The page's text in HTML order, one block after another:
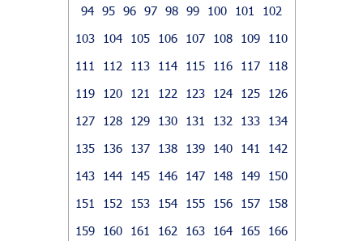
94 95 96 97 98 99 100 101
102
103
104 105 106 107 108 109
110
111
112 113 114 115 116 117
118
119
120 121 122 123 124 125
126
127
128 129 130 131 132 133
134
135
136 137 138 139 140 141
142
143
144 145 146 147 148 149
150
151
152 153 154 155 156 157
158
159
160 161 162 163 164 165
166